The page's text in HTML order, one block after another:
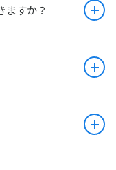
ますか？